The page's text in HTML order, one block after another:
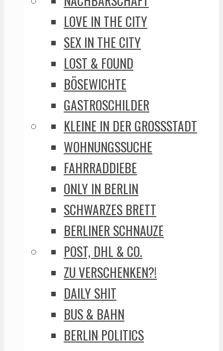
LOVE IN THE CITY
SEX IN THE CITY
LOST & FOUND
BÖSEWICHTE
GASTROSCHILDER
KLEINE IN DER GROSSSTADT
WOHNUNGSSUCHE
FAHRRADDIEBE
ONLY IN BERLIN
SCHWARZES BRETT
BERLINER SCHNAUZE
POST, DHL & CO.
ZU VERSCHENKEN?!
DAILY SHIT
BUS & BAHN
BERLIN POLITICS